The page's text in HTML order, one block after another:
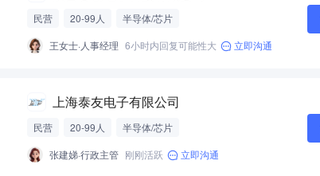
民营 20-99人
半导体/芯片
王女士·人事经理 6小时内回复可能性大 立即沟通
上海泰友电子有限公司
民营 20-99人
半导体/芯片
张建娣·行政主管 刚刚活跃 立即沟通